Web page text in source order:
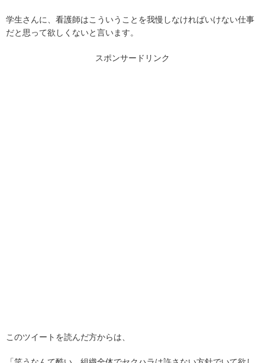
学生さんに、看護師はこういうことを我慢しなければいけない仕事
だと思って欲しくないと言います。
スポンサードリンク
このツイートを読んだ方からは、